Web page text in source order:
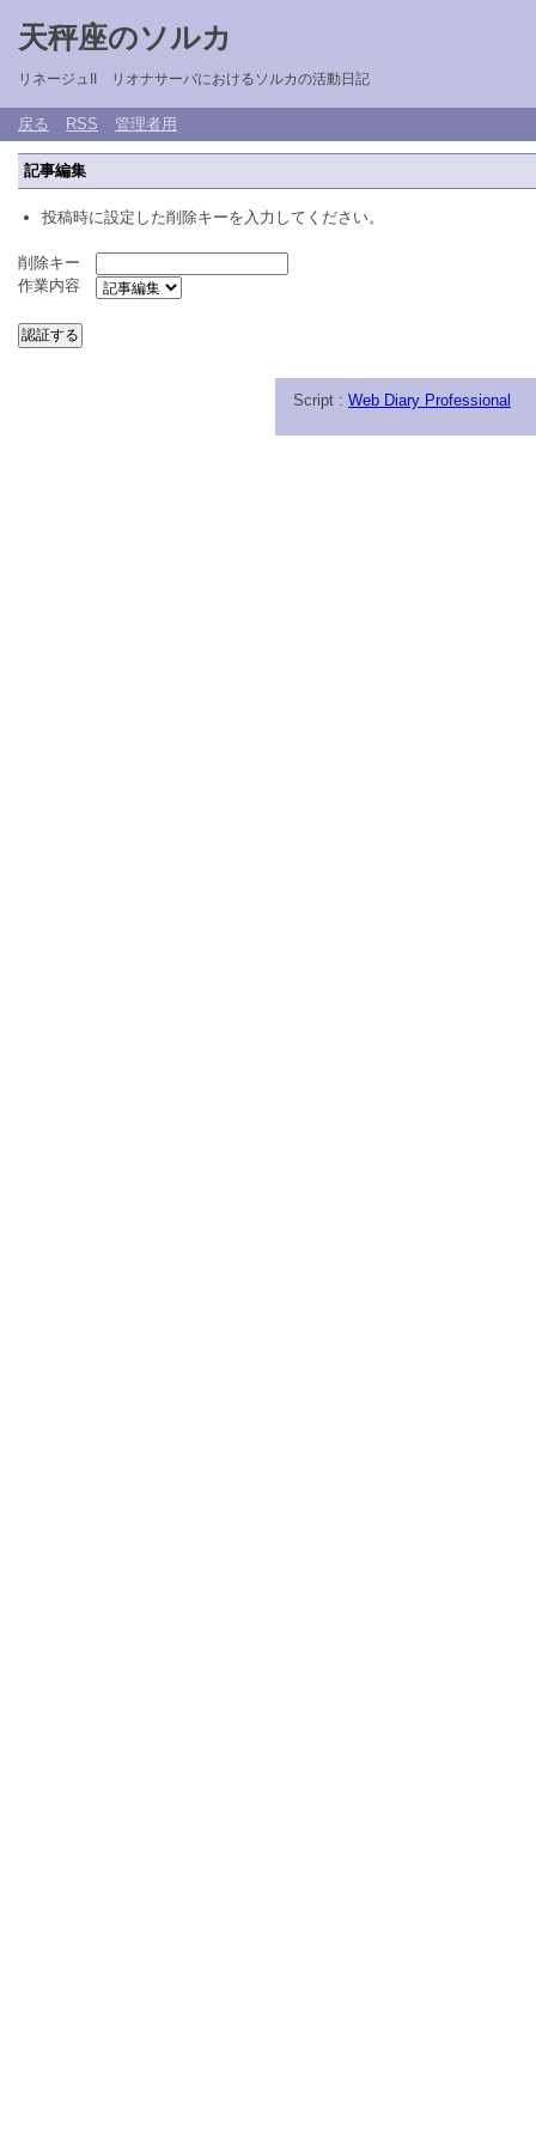
天秤座のソルカ
リネージュII リオナサーバにおけるソルカの活動日記
戻る RSS 管理者用
記事編集
投稿時に設定した削除キーを入力してください。
削除キー
作業内容
Script : Web Diary Professional